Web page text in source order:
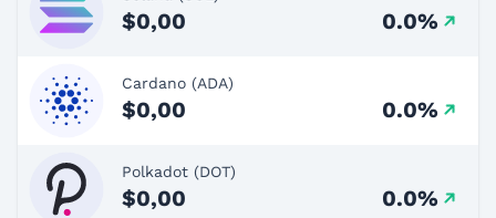
$0,00 0.0%
Cardano (ADA)
$0,00 0.0%
Polkadot (DOT)
$0,00 0.0%